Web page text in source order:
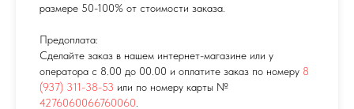
размере 50-100% от стоимости заказа.
Предоплата:
Сделайте заказ в нашем интернет-магазине или у
оператора с 8.00 до 00.00 и оплатите заказ по номеру 8
(937) 311-38-53 или по номеру карты №
4276060066760060